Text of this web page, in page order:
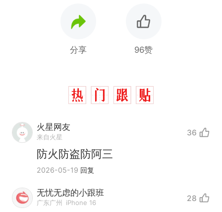
分享 96赞
火星网友
来自火星 36
防火防盗防阿三
2026-05-19 回复
无忧无虑的小跟班
广东广州 iPhone 16 28